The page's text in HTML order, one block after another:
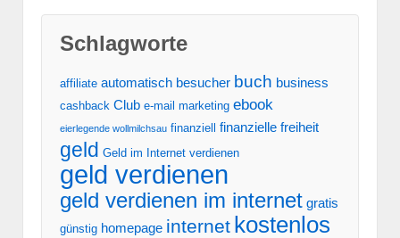
Schlagworte
affiliate automatisch besucher buch business
cashback Club e-mail marketing ebook
eierlegende wollmilchsau finanziell finanzielle freiheit
geld Geld im Internet verdienen
geld verdienen
geld verdienen im internet gratis
günstig homepage internet kostenlos